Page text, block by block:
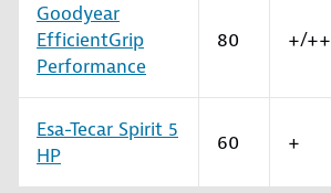
Goodyear
EfficientGrip
Performance
80 +/++
Esa-Tecar Spirit 5
HP
60 +